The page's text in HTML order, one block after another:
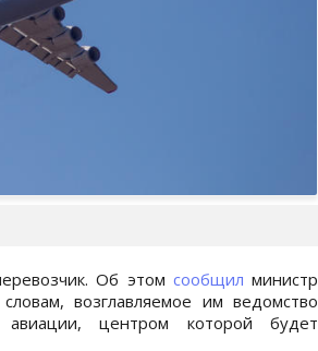
Об этом сообщил министр
возглавляемое им ведомство
центром которой будет